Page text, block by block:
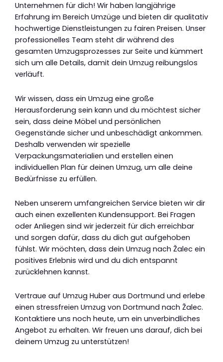
Unternehmen für dich! Wir haben langjährige
Erfahrung im Bereich Umzüge und bieten dir qualitativ
hochwertige Dienstleistungen zu fairen Preisen. Unser
professionelles Team steht dir während des
gesamten Umzugsprozesses zur Seite und kümmert
sich um alle Details, damit dein Umzug reibungslos
verläuft.
Wir wissen, dass ein Umzug eine große
Herausforderung sein kann und du möchtest sicher
sein, dass deine Möbel und persönlichen
Gegenstände sicher und unbeschädigt ankommen.
Deshalb verwenden wir spezielle
Verpackungsmaterialien und erstellen einen
individuellen Plan für deinen Umzug, um alle deine
Bedürfnisse zu erfüllen.
Neben unserem umfangreichen Service bieten wir dir
auch einen exzellenten Kundensupport. Bei Fragen
oder Anliegen sind wir jederzeit für dich erreichbar
und sorgen dafür, dass du dich gut aufgehoben
fühlst. Wir möchten, dass dein Umzug nach Žalec ein
positives Erlebnis wird und du dich entspannt
zurücklehnen kannst.
Vertraue auf Umzug Huber aus Dortmund und erlebe
einen stressfreien Umzug von Dortmund nach Žalec.
Kontaktiere uns noch heute, um ein unverbindliches
Angebot zu erhalten. Wir freuen uns darauf, dich bei
deinem Umzug zu unterstützen!